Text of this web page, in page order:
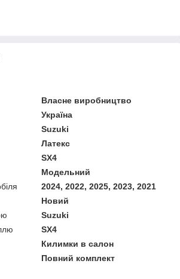
Власне виробництво
Україна
Suzuki
Латекс
SX4
Модельний
2024, 2022, 2025, 2023, 2021
Новий
Suzuki
SX4
Килимки в салон
Повний комплект